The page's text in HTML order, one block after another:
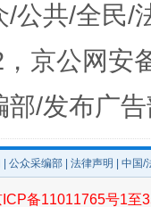
” 法
/公共/全民/
京公网安
/发布广
公众采编部 法律声明 | 中国
ICP备11011765号1至